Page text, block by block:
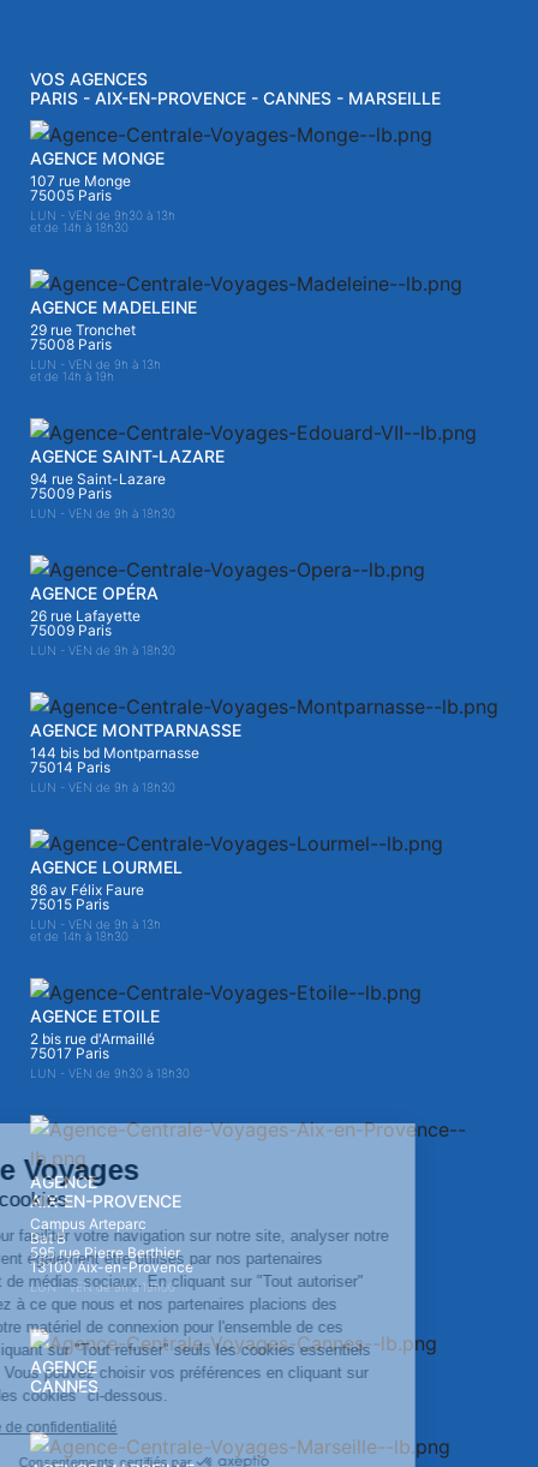
VOS AGENCES
PARIS - AIX-EN-PROVENCE - CANNES - MARSEILLE
AGENCE MONGE
107 rue Monge
75005 Paris
LUN - VEN de 9h30 à 13h
et de 14h à 18h30
AGENCE MADELEINE
29 rue Tronchet
75008 Paris
LUN - VEN de 9h à 13h
et de 14h à 19h
AGENCE SAINT-LAZARE
94 rue Saint-Lazare
75009 Paris
LUN - VEN de 9h à 18h30
AGENCE OPÉRA
26 rue Lafayette
75009 Paris
LUN - VEN de 9h à 18h30
AGENCE MONTPARNASSE
144 bis bd Montparnasse
75014 Paris
LUN - VEN de 9h à 18h30
AGENCE LOURMEL
86 av Félix Faure
75015 Paris
LUN - VEN de 9h à 13h
et de 14h à 18h30
AGENCE ETOILE
2 bis rue d'Armaillé
75017 Paris
LUN - VEN de 9h30 à 18h30
AGENCE
AIX-EN-PROVENCE
Campus Arteparc
Bat B
595 rue Pierre Berthier
13100 Aix-en-Provence
LUN - VEN de 9h à 19h00
AGENCE
CANNES